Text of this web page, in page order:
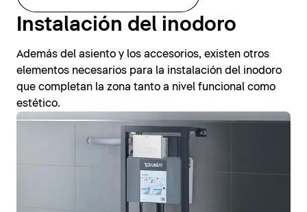
Instalación del inodoro
Además del asiento y los accesorios, existen otros
elementos necesarios para la instalación del inodoro
que completan la zona tanto a nivel funcional como
estético.